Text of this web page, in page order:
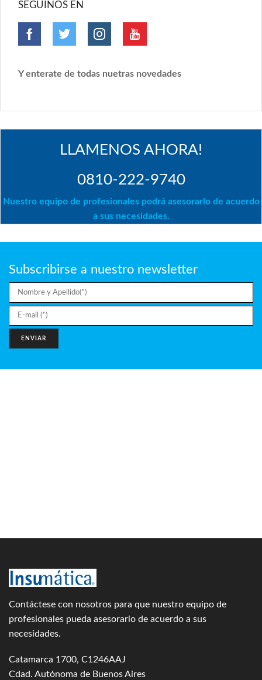
SEGUINOS EN
Y enterate de todas nuetras novedades
LLAMENOS AHORA!
0810-222-9740
Nuestro equipo de profesionales podrá asesorarlo de acuerdo
a sus necesidades.
Subscribirse a nuestro newsletter
Contáctese con nosotros para que nuestro equipo de
profesionales pueda asesorarlo de acuerdo a sus
necesidades.
Catamarca 1700, C1246AAJ
Cdad. Autónoma de Buenos Aires